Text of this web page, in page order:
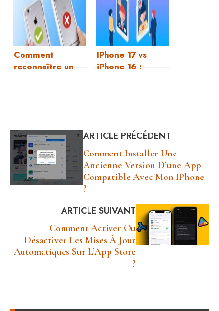
Comment
reconnaître un
IPhone 17 vs
iPhone 16 :
upgrader ?
ARTICLE PRÉCÉDENT
Comment Installer Une
Ancienne Version D’une App
Compatible Avec Mon IPhone
?
ARTICLE SUIVANT
Comment Activer Ou
Désactiver Les Mises À Jour
Automatiques Sur L’App Store
?